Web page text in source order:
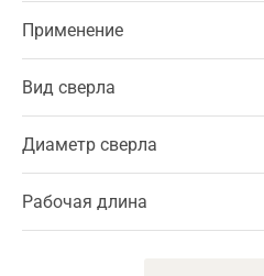
Применение
Вид сверла
Диаметр сверла
Рабочая длина